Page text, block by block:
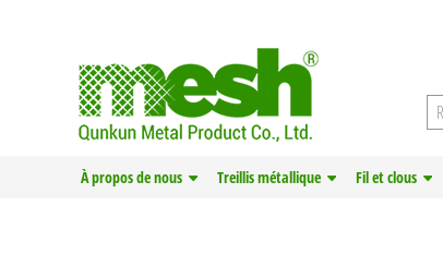
À propos de nous Treillis métallique Fil et clous